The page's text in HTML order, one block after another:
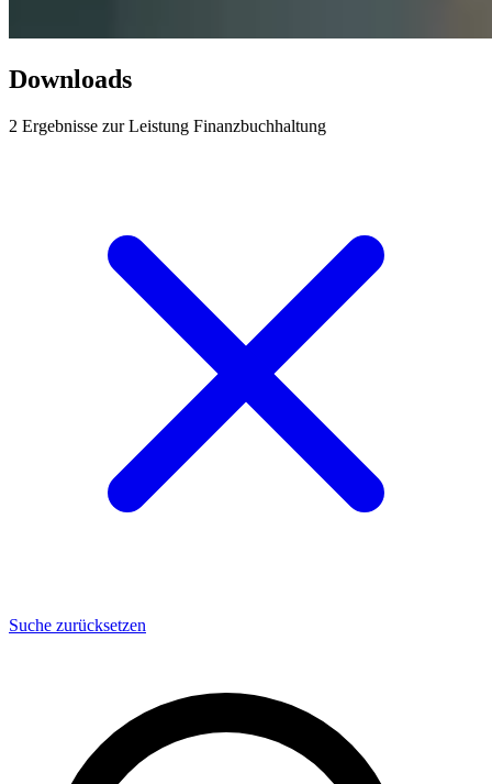
Downloads
2 Ergebnisse zur Leistung Finanzbuchhaltung
Suche zurücksetzen